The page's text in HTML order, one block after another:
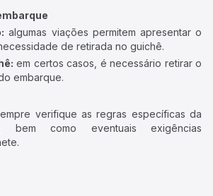
algumas viações permitem apresentar o
de retirada no guichê.
em certos casos, é necessário retirar o
embarque.
verifique as regras específicas da
bem como eventuais exigências